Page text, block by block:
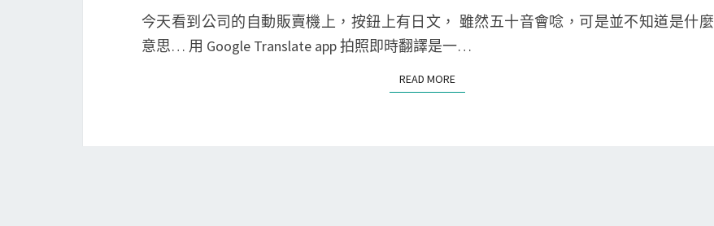
的
辨
語
用
G
o
E
N
今天看到公司的自動販賣機上，按鈕上有日文， 雖然五十音會唸，可是並不知道是什麼
意思… 用 Google Translate app 拍照即時翻譯是一…
READ MORE